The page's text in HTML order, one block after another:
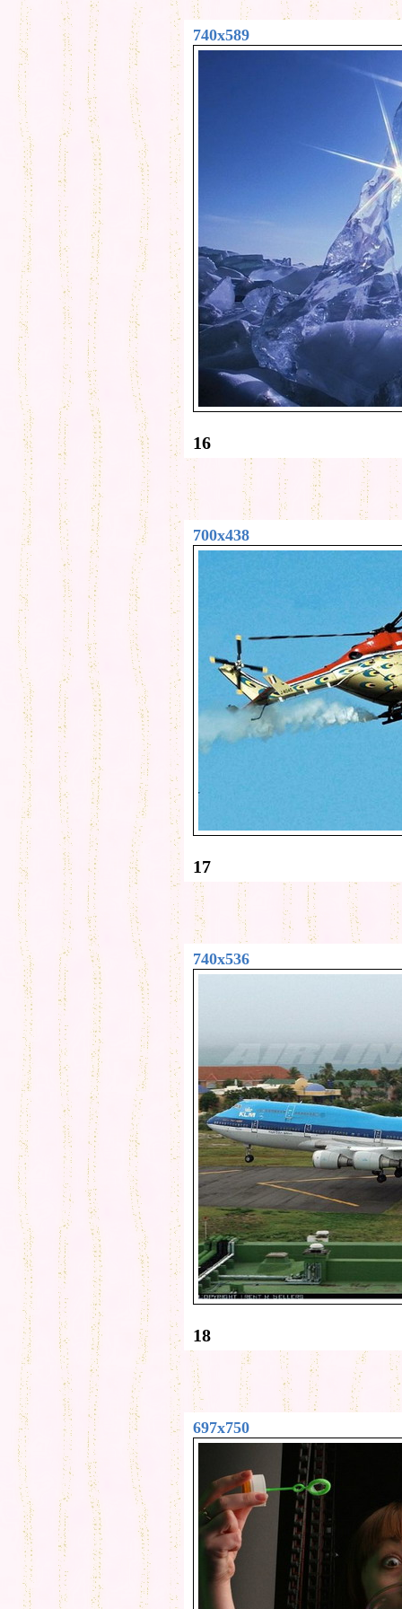
740x589
16
700x438
17
740x536
18
697x750